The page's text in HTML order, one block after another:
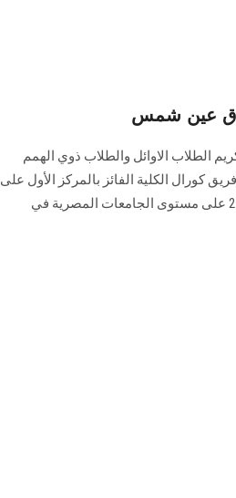
عين شمس
الطلاب الاوائل والطلاب ذوي الهمم
كورال الكلية الفائز بالمركز الأول على
مستوى الجامعة، وفريق الكلية الفائز بالمركز 2 على مستوى الجامعات المصرية في